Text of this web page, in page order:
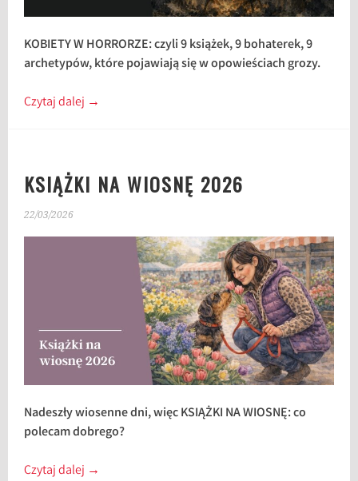
KOBIETY W HORRORZE: czyli 9 książek, 9 bohaterek, 9
archetypów, które pojawiają się w opowieściach grozy.
Czytaj dalej →
KSIĄŻKI NA WIOSNĘ 2026
22/03/2026
Nadeszły wiosenne dni, więc KSIĄŻKI NA WIOSNĘ: co
polecam dobrego?
Czytaj dalej →